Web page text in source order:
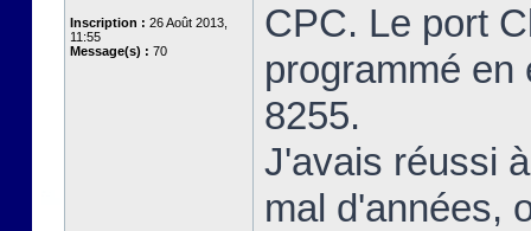
Inscription : 26 Août 2013,
11:55
Message(s) : 70
CPC. Le port
programmé en
8255.
J'avais réussi
mal d'années,